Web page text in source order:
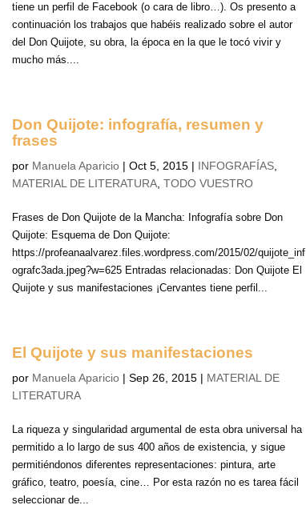
tiene un perfil de Facebook (o cara de libro…). Os presento a
continuación los trabajos que habéis realizado sobre el autor
del Don Quijote, su obra, la época en la que le tocó vivir y
mucho más....
Don Quijote: infografía, resumen y
frases
por Manuela Aparicio |Oct 5, 2015 | INFOGRAFÍAS
MATERIAL DE LITERATURA ,TODO VUESTRO
Frases de Don Quijote de la Mancha: Infografía sobre Don
Quijote: Esquema de Don Quijote:
https://profeanaalvarez.files.wordpress.com/2015/02/quijote_inf
ografc3ada.jpeg?w=625 Entradas relacionadas: Don Quijote El
Quijote y sus manifestaciones ¡Cervantes tiene perfil...
El Quijote y sus manifestaciones
por Manuela Aparicio |Sep 26, 2015 | MATERIAL DE
LITERATURA
La riqueza y singularidad argumental de esta obra universal ha
permitido a lo largo de sus 400 años de existencia, y sigue
permitiéndonos diferentes representaciones: pintura, arte
gráfico, teatro, poesía, cine… Por esta razón no es tarea fácil
seleccionar de...